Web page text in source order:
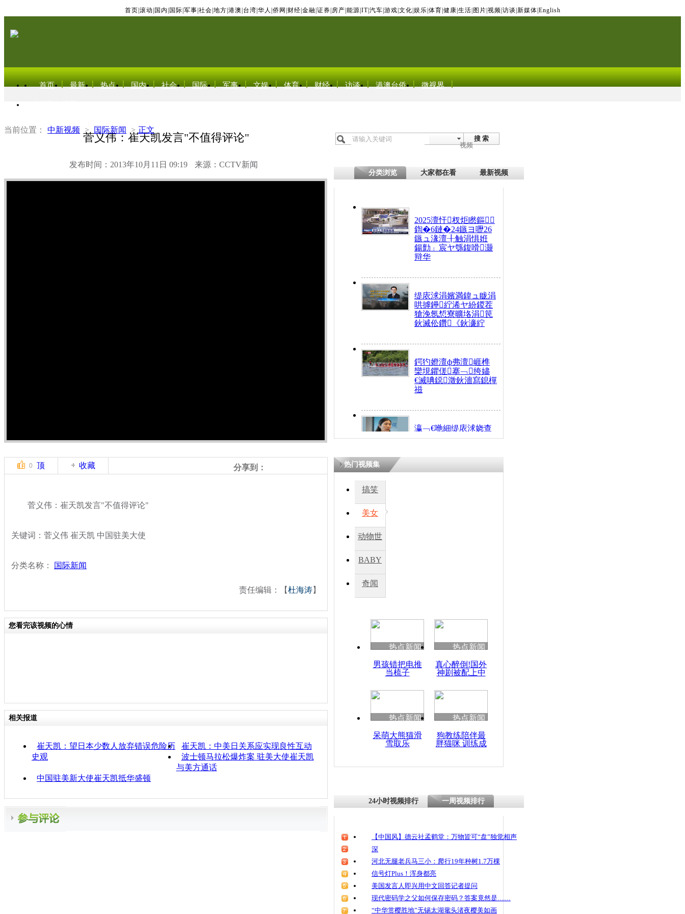
首页 滚动 国内 国际 军事 社会 地方 港澳 台湾 华人 侨网 财经 金融 证券 房产 能源 IT| 汽车 游戏 文化 娱乐 体育 健康 生活 图片 视频 访谈 新媒体 English
首页 最新 热点 国内 社会 国际 军事 文娱 体育 财经 访谈 港澳台侨 微视界
当前位置： 中新视频 > 国际新闻 > 正文
菅义伟：崔天凯发言"不值得评论"
发布时间：2013年10月11日 09:19 来源：CCTV新闻
搜 索
视频
分类浏览 大家都在看 最新视频
2025澶忓杈炬矁鏂
鍧�6鏈�24鏃ヨ嚦26
鏃ュ湪澶╂触涓惧姙
鍚勯」宸ヤ綔鍑嗗灏
辩华
缇庡浗涓嬪満鍏ュ眬涓
哄摢鑸紵浠ヤ紛鍐茬
獊浼氬惁寮曠垎涓笢
鈥滅伀鑽《鈥濓紵
鍔犳嬁澶ф弗澶崕榫
欒垷鑺傞搴﹁绔嬧
€滅唺鐚澂鈥濇寫鎴樿
禌
瀛﹁€咃細缇庡浗娆查
€间笢鍗椾簹涓庝腑鍥
瘑灞€
0 顶 收藏 分享到：
菅义伟：崔天凯发言"不值得评论"
关键词：菅义伟 崔天凯 中国驻美大使
分类名称： 国际新闻
责任编辑：【杜海涛】
您看完该视频的心情
相关报道
崔天凯：望日本少数人放弃错误危险历
史观
崔天凯：中美日关系应实现良性互动
波士顿马拉松爆炸案 驻美大使崔天凯
与美方通话
中国驻美新大使崔天凯抵华盛顿
热门视频集
搞笑
美女
动物世
BABY
秀
奇闻
热点新闻
男孩错把电推
当梳子
热点新闻
真心醉倒!国外
神剧被配上中
热点新闻
呆萌大熊猫滑
雪取乐
热点新闻
狗教练陪伴最
胖猫咪 训练成
24小时视频排行 一周视频排行
【中国风】德云社孟鹤堂：万物皆可“盘”独觉相声
深
河北无腿老兵马三小：爬行19年种树1.7万棵
信号灯Plus！浑身都亮
美国发言人即兴用中文回答记者提问
现代密码学之父如何保存密码？答案竟然是……
“中华赏樱胜地”无锡太湖鼋头渚夜樱美如画